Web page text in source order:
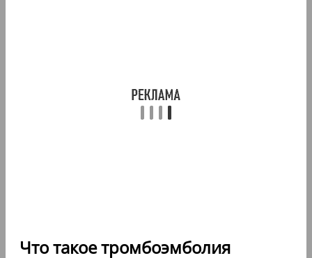
Что такое тромбоэмболия